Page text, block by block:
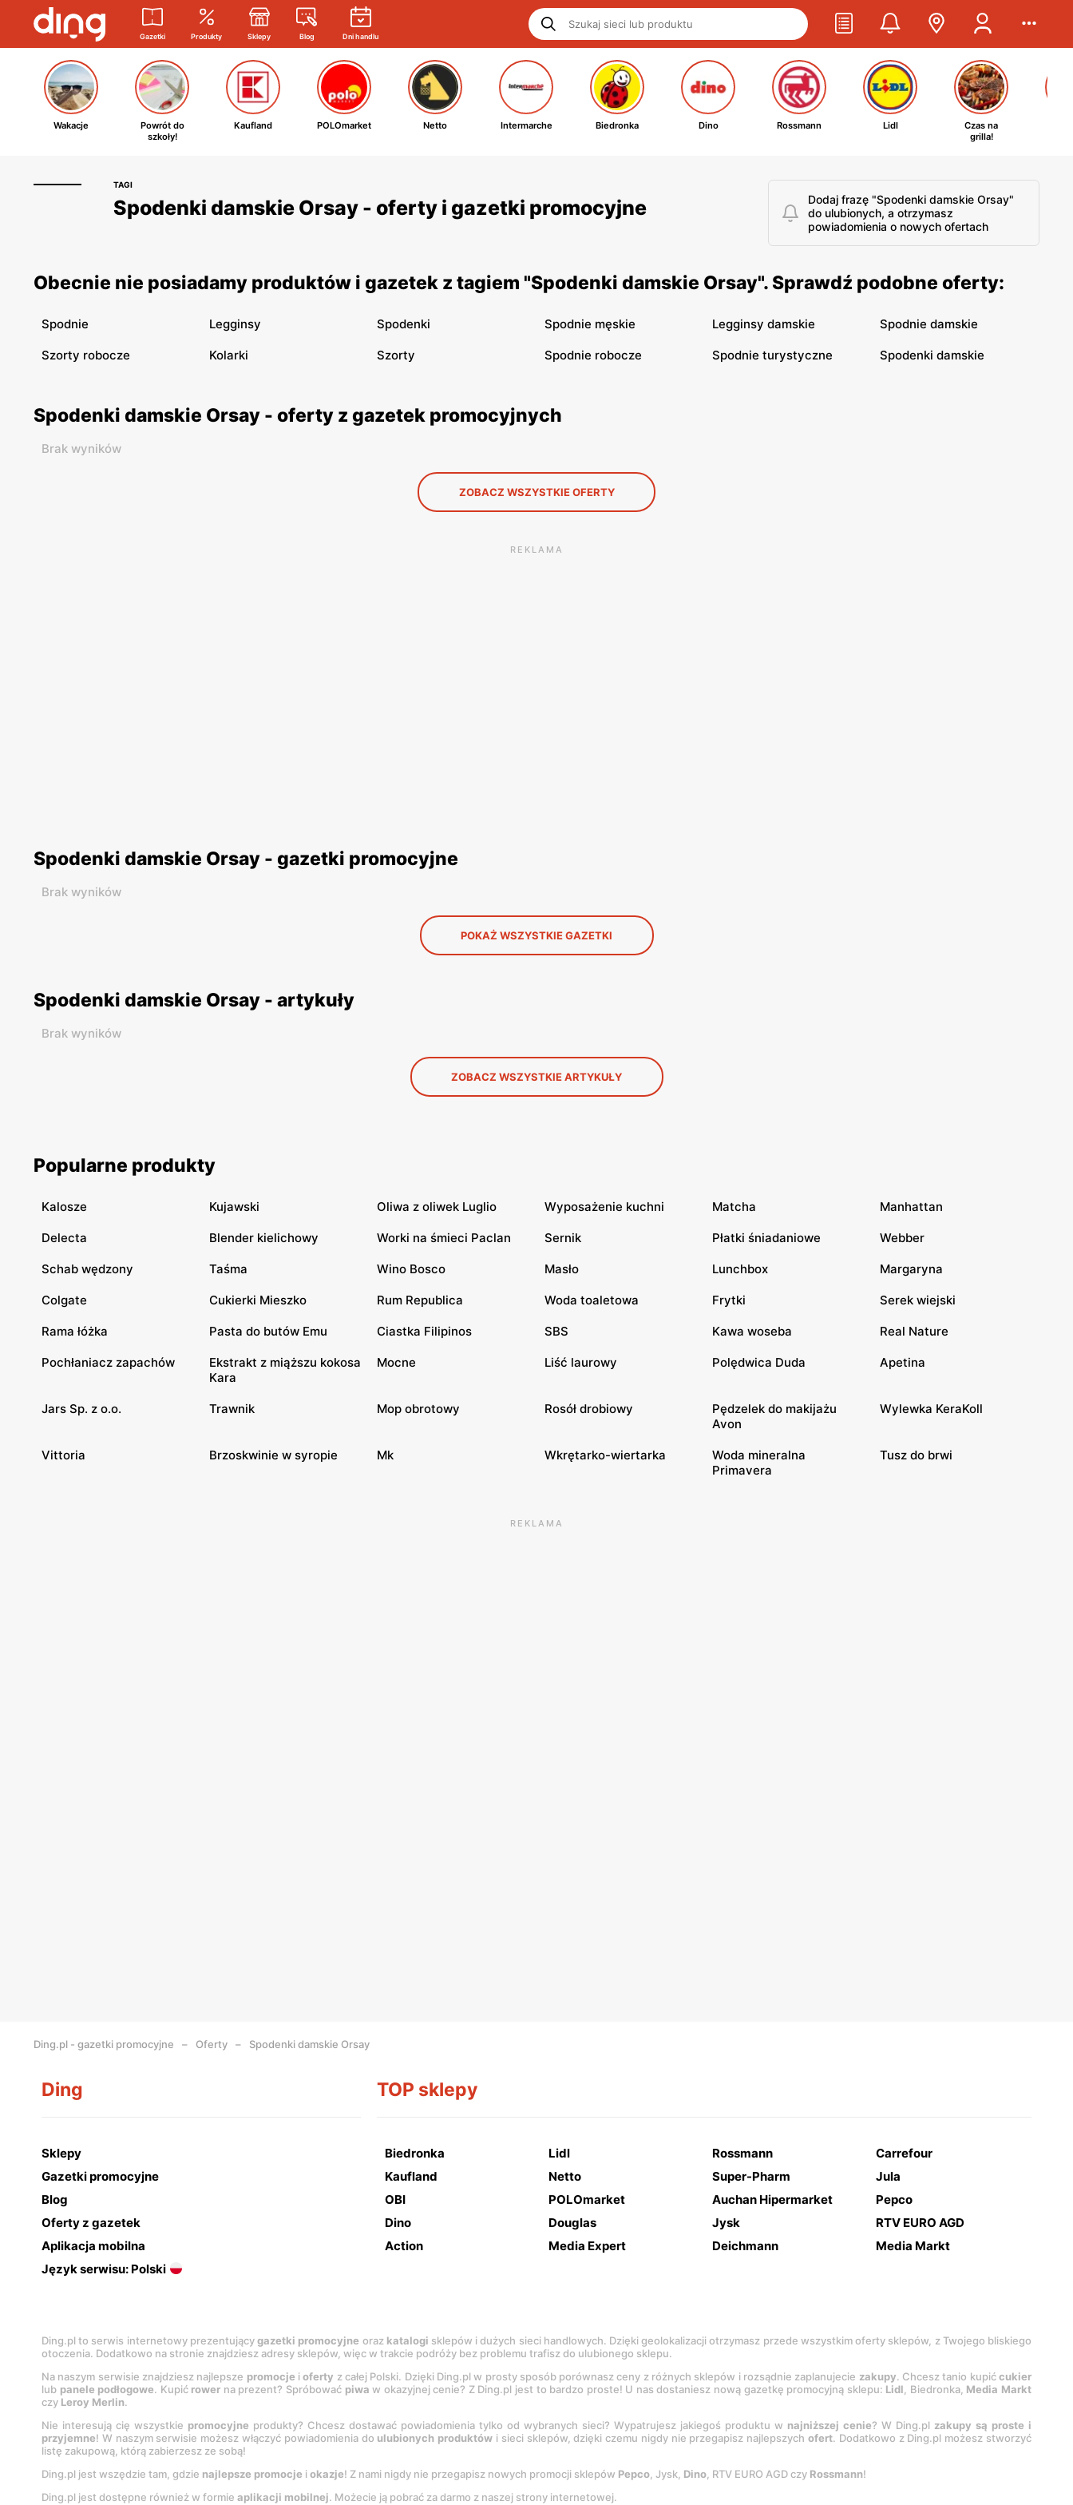
Gazetki Produkty Sklepy Blog Dni handlu
Wakacje
Powrót do
szkoły!
Kaufland POLOmarket Netto Intermarche Biedronka Dino Rossmann Lidl
Czas na
grilla!
TAGI
Spodenki damskie Orsay - oferty i gazetki promocyjne
Dodaj frazę "Spodenki damskie Orsay"
do ulubionych, a otrzymasz
powiadomienia o nowych ofertach
Obecnie nie posiadamy produktów i gazetek z tagiem "Spodenki damskie Orsay". Sprawdź podobne oferty:
Spodnie Legginsy Spodenki Spodnie męskie Legginsy damskie Spodnie damskie
Szorty robocze Kolarki Szorty Spodnie robocze Spodnie turystyczne Spodenki damskie
Spodenki damskie Orsay - oferty z gazetek promocyjnych
Brak wyników
ZOBACZ WSZYSTKIE OFERTY
REKLAMA
Spodenki damskie Orsay - gazetki promocyjne
Brak wyników
POKAŻ WSZYSTKIE GAZETKI
Spodenki damskie Orsay - artykuły
Brak wyników
ZOBACZ WSZYSTKIE ARTYKUŁY
Popularne produkty
Kalosze Kujawski Oliwa z oliwek Luglio Wyposażenie kuchni Matcha Manhattan
Delecta Blender kielichowy Worki na śmieci Paclan Sernik Płatki śniadaniowe Webber
Schab wędzony Taśma Wino Bosco Masło Lunchbox Margaryna
Colgate Cukierki Mieszko Rum Republica Woda toaletowa Frytki Serek wiejski
Rama łóżka Pasta do butów Emu Ciastka Filipinos SBS Kawa woseba Real Nature
Pochłaniacz zapachów
Ekstrakt z miąższu kokosa
Kara
Mocne Liść laurowy Polędwica Duda Apetina
Jars Sp. z o.o. Trawnik Mop obrotowy Rosół drobiowy
Pędzelek do makijażu
Avon
Wylewka KeraKoll
Vittoria Brzoskwinie w syropie Mk Wkrętarko-wiertarka
Woda mineralna
Primavera
Tusz do brwi
REKLAMA
Ding.pl - gazetki promocyjne Oferty Spodenki damskie Orsay
Ding
Sklepy
Gazetki promocyjne
Blog
Oferty z gazetek
Aplikacja mobilna
Język serwisu: Polski
TOP sklepy
Biedronka Lidl Rossmann
Carrefour
Kaufland
Netto Super-Pharm
Jula
OBI
POLOmarket Auchan Hipermarket
Pepco
Dino
Douglas Jysk
RTV EURO AGD
Action
Media Expert Deichmann Media Markt
Ding.pl to serwis internetowy prezentującygazetki promocyjne oraz katalogi sklepów i dużych sieci handlowych. Dzięki geolokalizacji otrzymasz przede wszystkim oferty sklepów, z Twojego bliskiego
otoczenia. Dodatkowo na stronie znajdziesz adresy sklepów, więc w trakcie podróży bez problemu trafisz do ulubionego sklepu.
Na naszym serwisie znajdziesz najlepsze promocje ioferty z całej Polski. Dzięki Ding.pl w prosty sposób porównasz ceny z różnych sklepów i rozsądnie zaplanujecie zakupy. Chcesz tanio kupićcukier
lub panele podłogowe. Kupić rower na prezent? Spróbować piwa w okazyjnej cenie? Z Ding.pl jest to bardzo proste! U nas dostaniesz nową gazetkę promocyjną sklepu: Lidl, Biedronka, Media Markt
czy Leroy Merlin.
Nie interesują cię wszystkie promocyjne produkty? Chcesz dostawać powiadomienia tylko od wybranych sieci? Wypatrujesz jakiegoś produktu w najniższej cenie? W Ding.pl zakupy są proste i
przyjemne! W naszym serwisie możesz włączyć powiadomienia do ulubionych produktów i sieci sklepów, dzięki czemu nigdy nie przegapisz najlepszychofert. Dodatkowo z Ding.pl możesz stworzyć
listę zakupową, którą zabierzesz ze sobą!
Ding.pl jest wszędzie tam, gdzie najlepsze promocje i okazje! Z nami nigdy nie przegapisz nowych promocji sklepów Pepco, Jysk, Dino, RTV EURO AGD czy Rossmann!
Ding.pl jest dostępne również w formie aplikacji mobilnej. Możecie ją pobrać za darmo z naszej strony internetowej.